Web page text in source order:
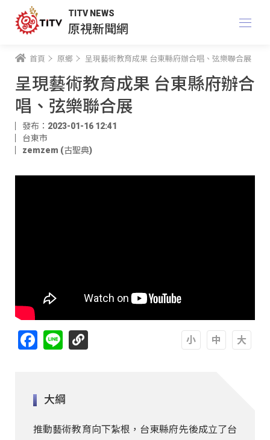
TITV NEWS
原視新聞網
首頁 原鄉 呈現藝術教育成果 台東縣府辦合唱、弦樂聯合展
呈現藝術教育成果 台東縣府辦合
唱、弦樂聯合展
發布：2023-01-16 12:41
台東市
zemzem (古聖典)
Facebook
Line
大綱
推動藝術教育向下紮根，台東縣府先後成立了台